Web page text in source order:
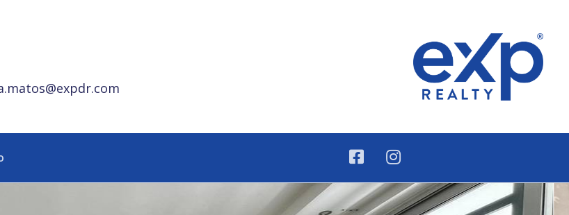
de Estados Unidos - eXp Realty República Dominicana